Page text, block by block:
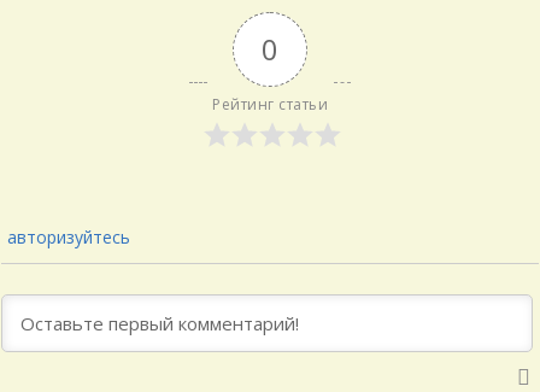
0
Рейтинг статьи
авторизуйтесь